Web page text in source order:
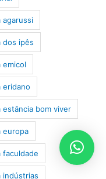
agarussi
dos ipês
emicol
eridano
bom viver
europa
faculdade
indústrias